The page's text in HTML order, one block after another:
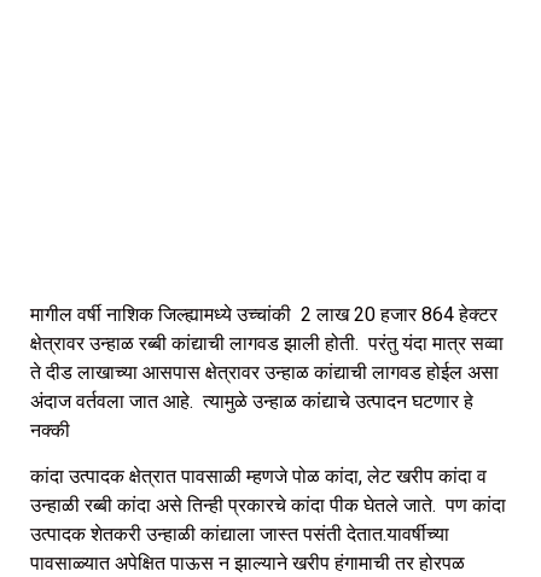
मागील वर्षी नाशिक जिल्ह्यामध्ये उच्चांकी 2 लाख 20 हजार 864 हेक्टर
क्षेत्रावर उन्हाळ रब्बी कांद्याची लागवड झाली होती. परंतु यंदा मात्र सव्वा
ते दीड लाखाच्या आसपास क्षेत्रावर उन्हाळ कांद्याची लागवड होईल असा
अंदाज वर्तवला जात आहे. त्यामुळे उन्हाळ कांद्याचे उत्पादन घटणार हे
नक्की
कांदा उत्पादक क्षेत्रात पावसाळी म्हणजे पोळ कांदा, लेट खरीप कांदा व
उन्हाळी रब्बी कांदा असे तिन्ही प्रकारचे कांदा पीक घेतले जाते. पण कांदा
उत्पादक शेतकरी उन्हाळी कांद्याला जास्त पसंती देतात.यावर्षीच्या
पावसाळ्यात अपेक्षित पाऊस न झाल्याने खरीप हंगामाची तर होरपळ